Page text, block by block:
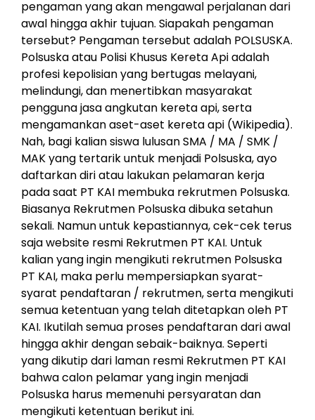
pengaman yang akan mengawal perjalanan dari
awal hingga akhir tujuan. Siapakah pengaman
tersebut? Pengaman tersebut adalah POLSUSKA.
Polsuska atau Polisi Khusus Kereta Api adalah
profesi kepolisian yang bertugas melayani,
melindungi, dan menertibkan masyarakat
pengguna jasa angkutan kereta api, serta
mengamankan aset-aset kereta api (Wikipedia).
Nah, bagi kalian siswa lulusan SMA / MA / SMK /
MAK yang tertarik untuk menjadi Polsuska, ayo
daftarkan diri atau lakukan pelamaran kerja
pada saat PT KAI membuka rekrutmen Polsuska.
Biasanya Rekrutmen Polsuska dibuka setahun
sekali. Namun untuk kepastiannya, cek-cek terus
saja website resmi Rekrutmen PT KAI. Untuk
kalian yang ingin mengikuti rekrutmen Polsuska
PT KAI, maka perlu mempersiapkan syarat-
syarat pendaftaran / rekrutmen, serta mengikuti
semua ketentuan yang telah ditetapkan oleh PT
KAI. Ikutilah semua proses pendaftaran dari awal
hingga akhir dengan sebaik-baiknya. Seperti
yang dikutip dari laman resmi Rekrutmen PT KAI
bahwa calon pelamar yang ingin menjadi
Polsuska harus memenuhi persyaratan dan
mengikuti ketentuan berikut ini.